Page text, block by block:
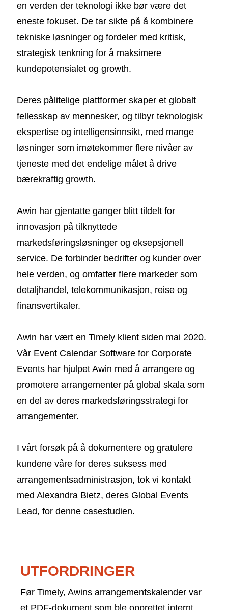
en verden der teknologi ikke bør være det
eneste fokuset. De tar sikte på å kombinere
tekniske løsninger og fordeler med kritisk,
strategisk tenkning for å maksimere
kundepotensialet og growth.
Deres pålitelige plattformer skaper et globalt
fellesskap av mennesker, og tilbyr teknologisk
ekspertise og intelligensinnsikt, med mange
løsninger som imøtekommer flere nivåer av
tjeneste med det endelige målet å drive
bærekraftig growth.
Awin har gjentatte ganger blitt tildelt for
innovasjon på tilknyttede
markedsføringsløsninger og eksepsjonell
service. De forbinder bedrifter og kunder over
hele verden, og omfatter flere markeder som
detaljhandel, telekommunikasjon, reise og
finansvertikaler.
Awin har vært en Timely klient siden mai 2020.
Vår Event Calendar Software for Corporate
Events har hjulpet Awin med å arrangere og
promotere arrangementer på global skala som
en del av deres markedsføringsstrategi for
arrangementer.
I vårt forsøk på å dokumentere og gratulere
kundene våre for deres suksess med
arrangementsadministrasjon, tok vi kontakt
med Alexandra Bietz, deres Global Events
Lead, for denne casestudien.
UTFORDRINGER
Før Timely, Awins arrangementskalender var